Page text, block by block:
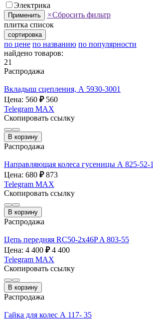
Электрика
Применить ×Сбросить фильтр
плитка список
сортировка
по цене по названию по популярности
найдено товаров:
21
Распродажа
Вкладыш сцепления, А 5930-3001
Цена: 560 ₽ 560
Telegram MAX
Скопировать ссылку
В корзину
Распродажа
Направляющая колеса гусеницы А 825-52-1
Цена: 680 ₽ 873
Telegram MAX
Скопировать ссылку
В корзину
Распродажа
Цепь передняя RC50-2x46P A 803-55
Цена: 4 400 ₽ 4 400
Telegram MAX
Скопировать ссылку
В корзину
Распродажа
Гайка для колес А 117- 35